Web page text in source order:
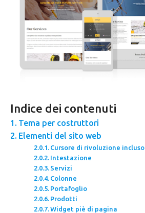
Indice dei contenuti
Tema per costruttori
Elementi del sito web
Cursore di rivoluzione incluso
Intestazione
Servizi
Colonne
Portafoglio
Prodotti
Widget piè di pagina